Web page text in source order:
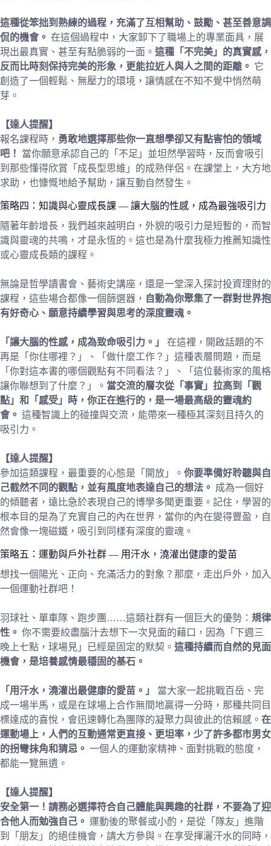
這種從笨拙到熟練的過程，充滿了互相幫助、鼓勵、甚至善意調
侃的機會。 在這個過程中，大家卸下了職場上的專業面具，展
現出最真實、甚至有點脆弱的一面。 這種「不完美」的真實感，
反而比時刻保持完美的形象，更能拉近人與人之間的距離。 它
創造了一個輕鬆、無壓力的環境，讓情感在不知不覺中悄然萌
芽。
【達人提醒】
報名課程時， 勇敢地選擇那些你一直想學卻又有點害怕的領域
吧！
當你願意承認自己的「不足」並坦然學習時，反而會吸引
到那些懂得欣賞「成長型思維」的成熟伴侶。在課堂上，大方地
求助，也慷慨地給予幫助，讓互動自然發生。
策略四：知識與心靈成長課 — 讓大腦的性感，成為最強吸引力
隨著年齡增長，我們越來越明白，外貌的吸引力是短暫的，而智
識與靈魂的共鳴，才是永恆的。這也是為什麼我極力推薦知識性
或心靈成長類的課程。
無論是哲學讀書會、藝術史講座，還是一堂深入探討投資理財的
課程，這些場合都像一個篩選器， 自動為你聚集了一群對世界抱
有好奇心、願意持續學習與思考的深度靈魂。
「讓大腦的性感，成為致命吸引力。」
在這裡，開啟話題的不
再是「你住哪裡？」、「做什麼工作？」這種表層問題，而是
「你對這本書的哪個觀點有不同看法？」、「這位藝術家的風格
讓你聯想到了什麼？」。 當交流的層次從「事實」拉高到「觀
點」和「感受」時，你正在進行的，是一場最高級的靈魂約
會。 這種智識上的碰撞與交流，能帶來一種極其深刻且持久的
吸引力。
【達人提醒】
參加這類課程，最重要的心態是「開放」。 你要準備好聆聽與自
己截然不同的觀點，並有風度地表達自己的想法。 成為一個好
的傾聽者，遠比急於表現自己的博學多聞更重要。記住，學習的
根本目的是為了充實自己的內在世界，當你的內在變得豐盈，自
然會像一塊磁鐵，吸引到同樣有深度的靈魂。
策略五：運動與戶外社群 — 用汗水，澆灌出健康的愛苗
想找一個陽光、正向、充滿活力的對象？那麼，走出戶外，加入
一個運動社群吧！
羽球社、單車隊、跑步團……這類社群有一個巨大的優勢： 規律
性。 你不需要絞盡腦汁去想下一次見面的藉口，因為「下週三
晚上七點，球場見」已經是固定的默契。 這種持續而自然的見面
機會，是培養感情最穩固的基石。
「用汗水，澆灌出最健康的愛苗。」
當大家一起挑戰百岳、完
成一場半馬，或是在球場上合作無間地贏得一分時，那種共同目
標達成的喜悅，會迅速轉化為團隊的凝聚力與彼此的信賴感。 在
運動場上，人們的互動通常更直接、更坦率，少了許多都市男女
的拐彎抹角和猜忌。 一個人的運動家精神、面對挑戰的態度，
都能一覽無遺。
【達人提醒】
安全第一！請務必選擇符合自己體能與興趣的社群，不要為了迎
合他人而勉強自己。 運動後的聚餐或小酌，是從「隊友」進階
到「朋友」的絕佳機會，請大方參與。在享受揮灑汗水的同時，